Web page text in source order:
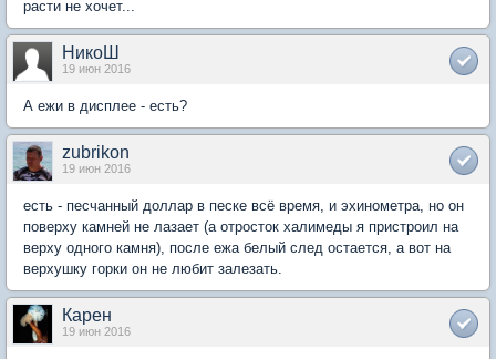
расти не хочет...
НикоШ
19 июн 2016
А ежи в дисплее - есть?
zubrikon
19 июн 2016
есть - песчанный доллар в песке всё время, и эхинометра, но он
поверху камней не лазает (а отросток халимеды я пристроил на
верху одного камня), после ежа белый след остается, а вот на
верхушку горки он не любит залезать.
Карен
19 июн 2016